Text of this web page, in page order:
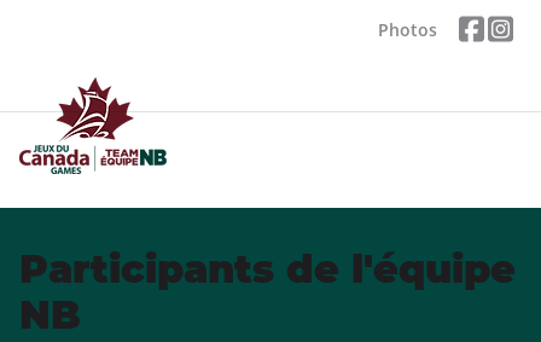
Photos
Participants de l'équipe
NB